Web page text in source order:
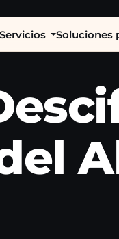
Servicios Soluciones